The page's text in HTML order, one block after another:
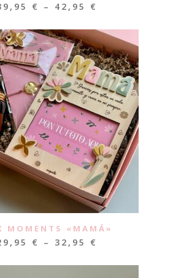
€ – 42,95 €
MOMENTS «MAMÁ»
€ – 32,95 €